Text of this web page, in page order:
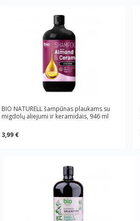
BIO NATURELL šampūnas plaukams su
migdolų aliejumi ir keramidais, 946 ml
3,99 €